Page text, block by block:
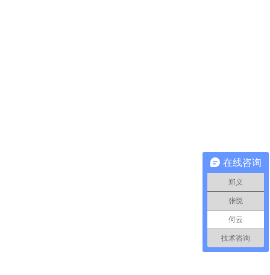
在线咨询
郑义
张悦
何云
技术咨询